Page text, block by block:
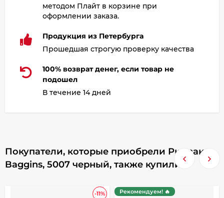
методом Плайт в корзине при
оформлении заказа.
Продукция из Петербурга
Прошедшая строгую проверку качества
100% возврат денег, если товар не
подошел
В течение 14 дней
Покупатели, которые приобрели Рюкзак
Baggins, 5007 черный, также купили
-11% Рекомендуем! 🔥